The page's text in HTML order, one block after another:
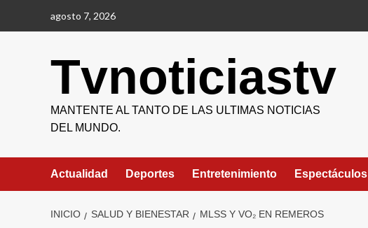
agosto 7, 2026
Tvnoticiastv
MANTENTE AL TANTO DE LAS ULTIMAS NOTICIAS
DEL MUNDO.
Actualidad Deportes Entretenimiento Espectáculos
INICIO SALUD Y BIENESTAR MLSS Y VO₂ EN REMEROS